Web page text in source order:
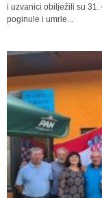
i uzvanici obilježili su 31.
poginule i umrle...